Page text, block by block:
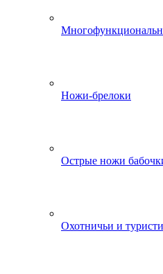
Ножи-брелоки
Острые ножи
Охотничьи и